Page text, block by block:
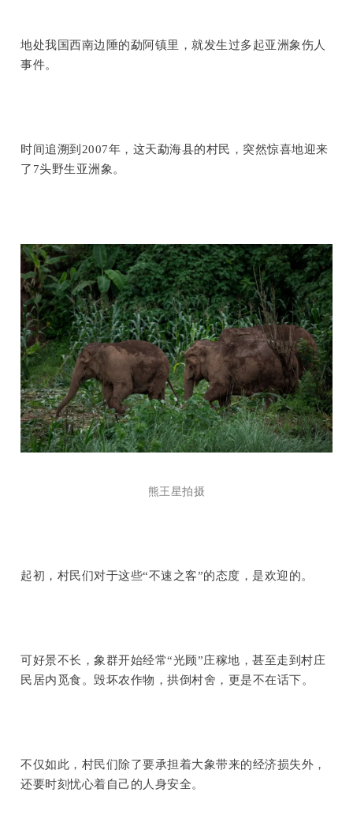
地处我国西南边陲的勐阿镇里，就发生过多起亚洲象伤人
事件。
时间追溯到2007年，这天勐海县的村民，突然惊喜地迎来
了7头野生亚洲象。
熊王星拍摄
起初，村民们对于这些“不速之客”的态度，是欢迎的。
可好景不长，象群开始经常“光顾”庄稼地，甚至走到村庄
民居内觅食。毁坏农作物，拱倒村舍，更是不在话下。
不仅如此，村民们除了要承担着大象带来的经济损失外，
还要时刻忧心着自己的人身安全。